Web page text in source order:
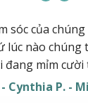
sóc của
lúc nào chúng
đang mỉm
- Cynthia P. -